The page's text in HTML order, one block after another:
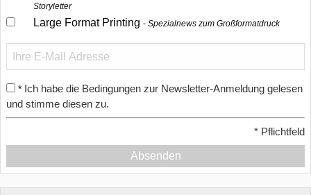
Storyletter
Large Format Printing Spezialnews zum Großformatdruck
* Ich habe die Bedingungen zur Newsletter-Anmeldung gelesen
und stimme diesen zu.
* Pflichtfeld
Absenden